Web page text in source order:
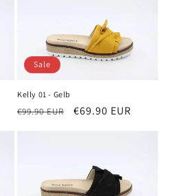
Sale
Kelly 01 - Gelb
Normaler
€99.90 EUR Verkaufspreis
€69.90 EUR